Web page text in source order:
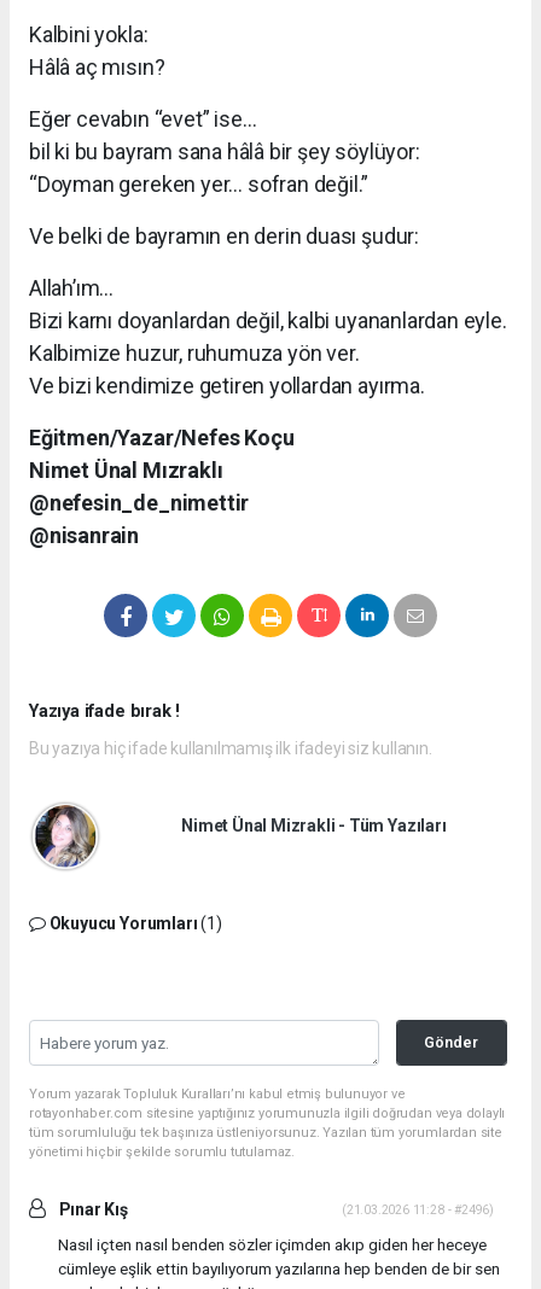
Kalbini yokla:
Hâlâ aç mısın?
Eğer cevabın “evet” ise…
bil ki bu bayram sana hâlâ bir şey söylüyor:
“Doyman gereken yer… sofran değil.”
Ve belki de bayramın en derin duası şudur:
Allah’ım…
Bizi karnı doyanlardan değil, kalbi uyananlardan eyle.
Kalbimize huzur, ruhumuza yön ver.
Ve bizi kendimize getiren yollardan ayırma.
Eğitmen/Yazar/Nefes Koçu
Nimet Ünal Mızraklı
@nefesin_de_nimettir
@nisanrain
Yazıya ifade bırak !
Bu yazıya hiç ifade kullanılmamış ilk ifadeyi siz kullanın.
Nimet Ünal Mizrakli - Tüm Yazıları
Okuyucu Yorumları(1)
Gönder
Yorum yazarak Topluluk Kuralları’nı kabul etmiş bulunuyor ve
rotayonhaber.com sitesine yaptığınız yorumunuzla ilgili doğrudan veya dolaylı
tüm sorumluluğu tek başınıza üstleniyorsunuz. Yazılan tüm yorumlardan site
yönetimi hiçbir şekilde sorumlu tutulamaz.
Pınar Kış (21.03.2026 11:28 - #2496)
Nasıl içten nasıl benden sözler içimden akıp giden her heceye
cümleye eşlik ettin bayılıyorum yazılarına hep benden de bir sen